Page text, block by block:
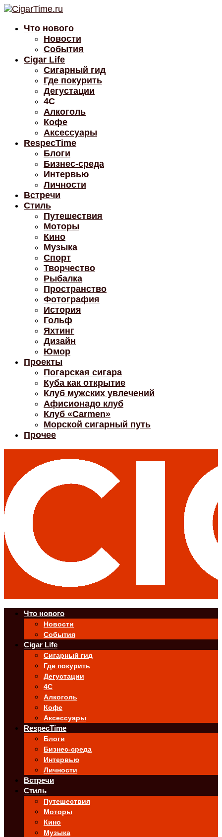
Что нового
Новости
События
Cigar Life
Сигарный гид
Где покурить
Дегустации
4C
Алкоголь
Кофе
Аксессуары
RespecTime
Блоги
Бизнес-среда
Интервью
Личности
Встречи
Стиль
Путешествия
Моторы
Кино
Музыка
Спорт
Творчество
Рыбалка
Пространство
Фотография
История
Гольф
Яхтинг
Дизайн
Юмор
Проекты
Погарская сигара
Куба как открытие
Клуб мужских увлечений
Афисионадо клуб
Клуб «Carmen»
Морской сигарный путь
Прочее
Что нового
Новости
События
Cigar Life
Сигарный гид
Где покурить
Дегустации
4C
Алкоголь
Кофе
Аксессуары
RespecTime
Блоги
Бизнес-среда
Интервью
Личности
Встречи
Стиль
Путешествия
Моторы
Кино
Музыка